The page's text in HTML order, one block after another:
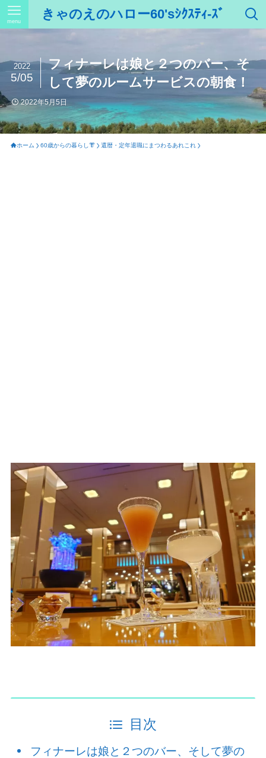
きゃのえのハロー60'sｼｸｽﾃｨ-ｽﾞ
menu
フィナーレは娘と２つのバー、そ
して夢のルームサービスの朝食！
2022
5/05
2022年5月5日
ホーム 60歳からの暮らし👘 還暦・定年退職にまつわるあれこれ
目次
フィナーレは娘と２つのバー、そして夢の